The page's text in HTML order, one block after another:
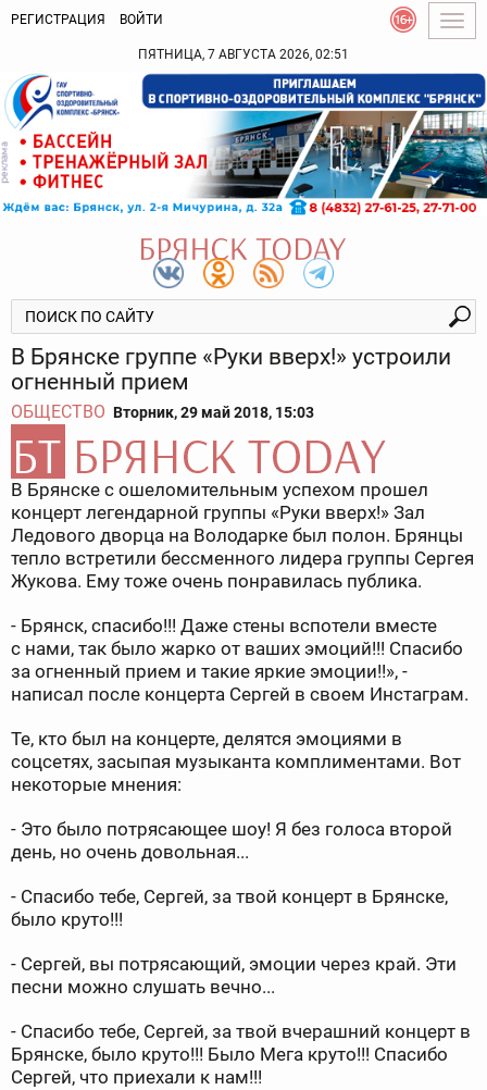
РЕГИСТРАЦИЯ ВОЙТИ
ПЯТНИЦА, 7 АВГУСТА 2026, 02:51
В Брянске группе «Руки вверх!» устроили
огненный прием
ОБЩЕСТВО Вторник, 29 май 2018, 15:03
В Брянске с ошеломительным успехом прошел
концерт легендарной группы «Руки вверх!» Зал
Ледового дворца на Володарке был полон. Брянцы
тепло встретили бессменного лидера группы Сергея
Жукова. Ему тоже очень понравилась публика.
- Брянск, спасибо!!! Даже стены вспотели вместе
с нами, так было жарко от ваших эмоций!!! Спасибо
за огненный прием и такие яркие эмоции!!», -
написал после концерта Сергей в своем Инстаграм.
Те, кто был на концерте, делятся эмоциями в
соцсетях, засыпая музыканта комплиментами. Вот
некоторые мнения:
- Это было потрясающее шоу! Я без голоса второй
день, но очень довольная...
- Спасибо тебе, Сергей, за твой концерт в Брянске,
было круто!!!
- Сергей, вы потрясающий, эмоции через край. Эти
песни можно слушать вечно...
- Спасибо тебе, Сергей, за твой вчерашний концерт в
Брянске, было круто!!! Было Мега круто!!! Спасибо
Сергей, что приехали к нам!!!